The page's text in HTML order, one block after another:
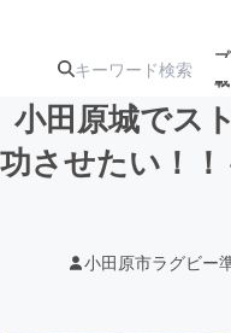
注目
小田原城でス
功させたい！
小田原市ラグビー